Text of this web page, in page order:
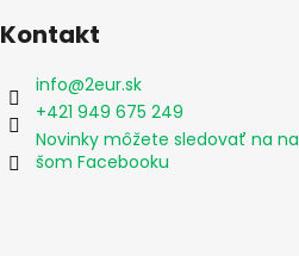
Kontakt
info@2eur.sk
+421 949 675 249
Novinky môžete sledovať na na
šom Facebooku